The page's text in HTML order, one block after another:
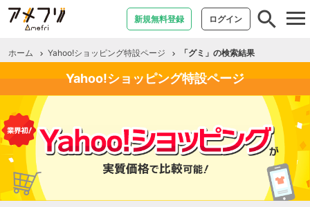
新規無料登録 ログイン
ホーム Yahoo!ショッピング特設ページ 「グミ」の検索結果
Yahoo!ショッピング特設ページ